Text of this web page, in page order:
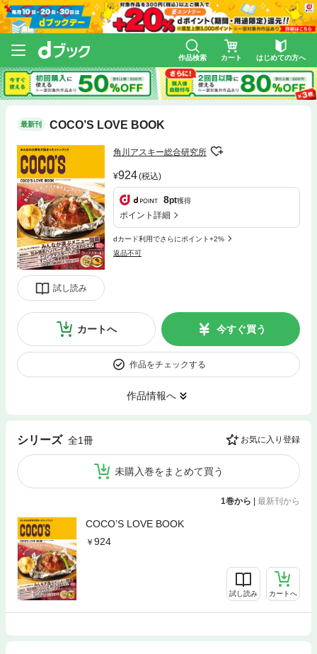
作品検索 カート はじめての方へ
最新刊 COCO’S LOVE BOOK
試し読み
角川アスキー総合研究所
924(税込)
8pt獲得
ポイント詳細
dカード利用でさらにポイント+2%
返品不可
カートへ 今すぐ買う
作品をチェックする
作品情報へ
シリーズ 全1冊 お気に入り登録
未購入巻をまとめて買う
1巻から | 最新刊から
COCO’S LOVE BOOK
924
試し読み カートへ